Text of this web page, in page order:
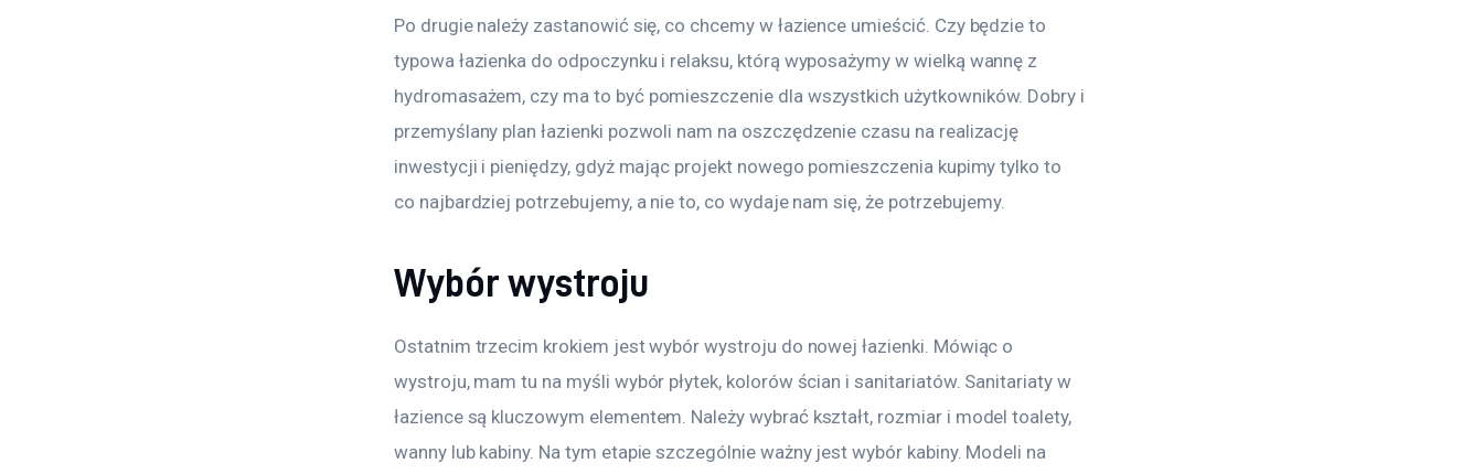
Po drugie należy zastanowić się, co chcemy w łazience umieścić. Czy będzie to
typowa łazienka do odpoczynku i relaksu, którą wyposażymy w wielką wannę z
hydromasażem, czy ma to być pomieszczenie dla wszystkich użytkowników. Dobry i
przemyślany plan łazienki pozwoli nam na oszczędzenie czasu na realizację
inwestycji i pieniędzy, gdyż mając projekt nowego pomieszczenia kupimy tylko to
co najbardziej potrzebujemy, a nie to, co wydaje nam się, że potrzebujemy.
Wybór wystroju
Ostatnim trzecim krokiem jest wybór wystroju do nowej łazienki. Mówiąc o
wystroju, mam tu na myśli wybór płytek, kolorów ścian i sanitariatów. Sanitariaty w
łazience są kluczowym elementem. Należy wybrać kształt, rozmiar i model toalety,
wanny lub kabiny. Na tym etapie szczególnie ważny jest wybór kabiny. Modeli na